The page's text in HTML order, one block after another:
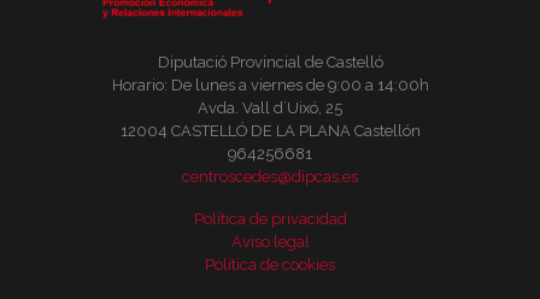
Diputació Provincial de Castelló
Horario: De lunes a viernes de 9:00 a 14:00h
Avda. Vall d´Uixó, 25
12004 CASTELLÓ DE LA PLANA Castellón
964256681
centroscedes@dipcas.es
Política de privacidad
Aviso legal
Política de cookies